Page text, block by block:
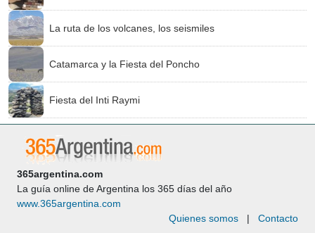
La ruta de los volcanes, los seismiles
Catamarca y la Fiesta del Poncho
Fiesta del Inti Raymi
365argentina.com
La guía online de Argentina los 365 días del año
www.365argentina.com
Quienes somos | Contacto